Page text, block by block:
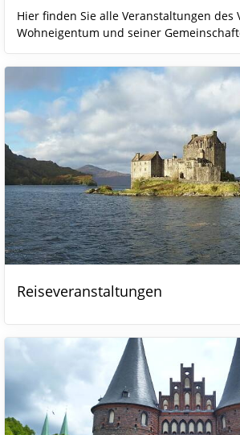
Hier finden Sie alle Veranstaltungen des
Wohneigentum und seiner
Reiseveranstaltungen